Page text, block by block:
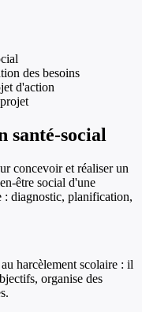
des besoins
d'action
santé-social
concevoir et réaliser un
être social d'une
: diagnostic, planification,
harcèlement scolaire : il
organise des